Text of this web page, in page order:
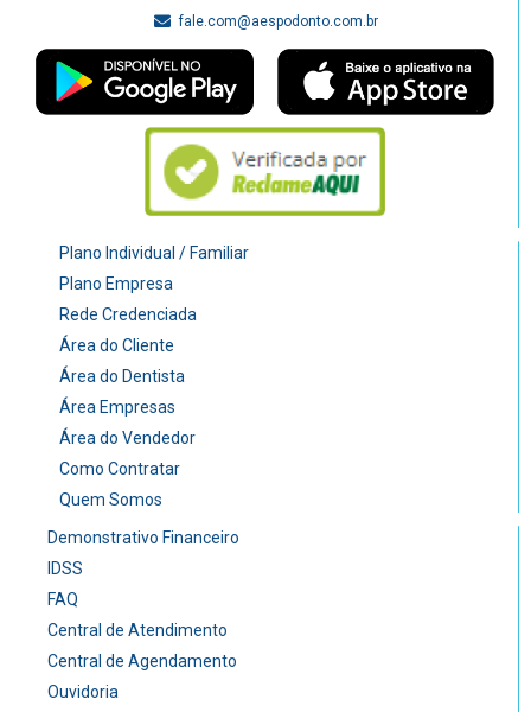
fale.com@aespodonto.com.br
Plano Individual / Familiar
Plano Empresa
Rede Credenciada
Área do Cliente
Área do Dentista
Área Empresas
Área do Vendedor
Como Contratar
Quem Somos
Demonstrativo Financeiro
IDSS
FAQ
Central de Atendimento
Central de Agendamento
Ouvidoria